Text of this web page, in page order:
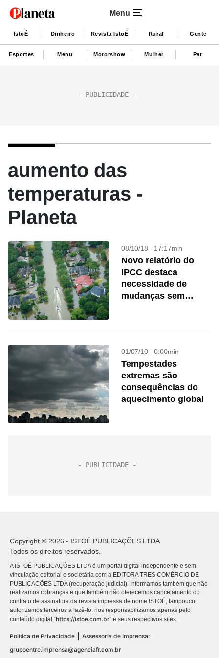
Menu
IstoÉ Dinheiro Revista IstoÉ Rural Gente
Esportes Menu Motorshow Mulher Pet
aumento das
temperaturas -
Planeta
08/10/18 - 17:17min
Novo relatório do
IPCC destaca
necessidade de
mudanças sem
01/07/10 - 0:00min
Tempestades
extremas são
consequências do
aquecimento global
Copyright © 2026 - ISTOÉ PUBLICAÇÕES LTDA
Todos os direitos reservados.
A ISTOÉ PUBLICAÇÕES LTDA é um portal digital independente e sem
vinculação editorial e societária com a EDITORA TRES COMÉRCIO DE
PUBLICACÕES LTDA (recuperação judicial). Informamos também que não
realizamos cobranças e que também não oferecemos cancelamento do
contrato de assinatura da revista impressa de nome ISTOÉ, tampouco
autorizamos terceiros a fazê-lo, nos responsabilizamos apenas pelo
conteúdo digital “https://istoe.com.br” e seus respectivos sites.
Política de Privacidade
Assessoria de Imprensa:
grupoentre.imprensa@agenciafr.com.br